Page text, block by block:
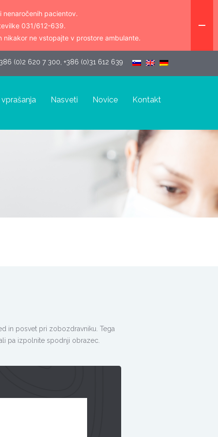
(0)2 620 7 300, +386 (0)31 612 639
Nasveti Novice Kontakt
in posvet pri zobozdravniku. Tega
pa izpolnite spodnji obrazec.
nenaročenih pacientov.
031/612-639.
ne vstopajte v prostore ambulante.